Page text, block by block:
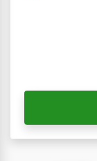
Αράχωβα
ΤΎΠΟΣ
Ξενοδοχεία 2